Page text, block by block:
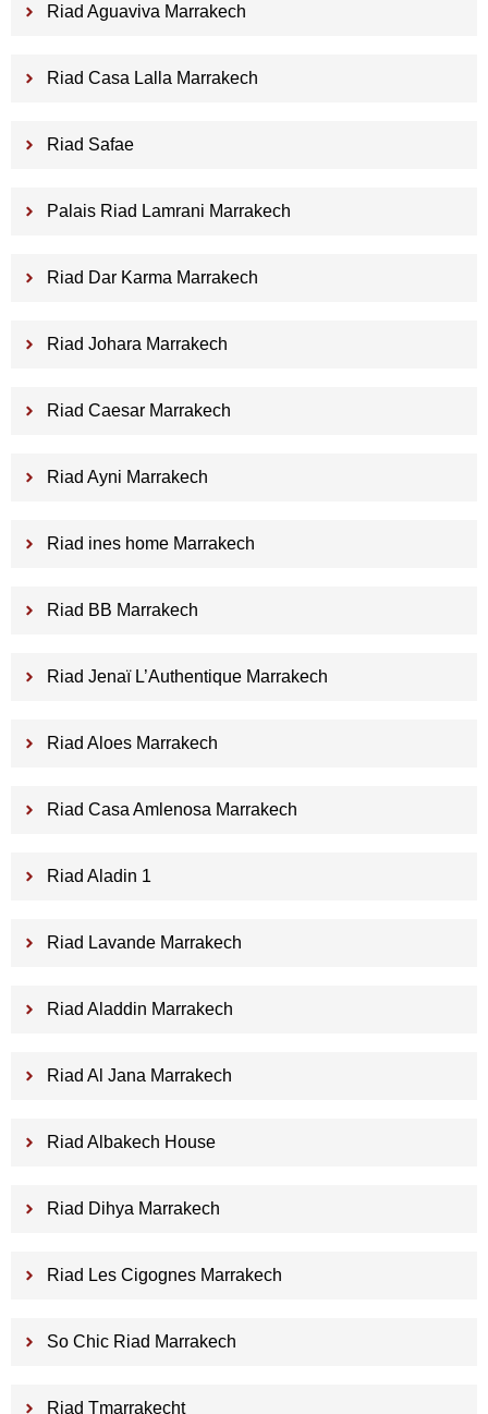
Riad Aguaviva Marrakech
Riad Casa Lalla Marrakech
Riad Safae
Palais Riad Lamrani Marrakech
Riad Dar Karma Marrakech
Riad Johara Marrakech
Riad Caesar Marrakech
Riad Ayni Marrakech
Riad ines home Marrakech
Riad BB Marrakech
Riad Jenaï L’Authentique Marrakech
Riad Aloes Marrakech
Riad Casa Amlenosa Marrakech
Riad Aladin 1
Riad Lavande Marrakech
Riad Aladdin Marrakech
Riad Al Jana Marrakech
Riad Albakech House
Riad Dihya Marrakech
Riad Les Cigognes Marrakech
So Chic Riad Marrakech
Riad Tmarrakecht